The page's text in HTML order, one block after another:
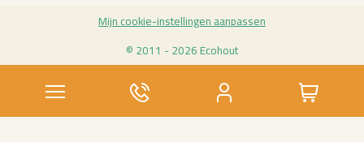
Mijn coo­kie-in­stel­lin­gen aan­pas­sen
© 2011 - 2026 Eco­hout